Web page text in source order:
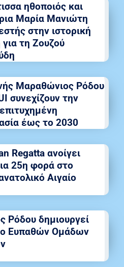
ηθοποιός και
Μαρία Μανιώτη
στην ιστορική
τη Ζουζού
Μαραθώνιος Ρόδου
συνεχίζουν την
έως το 2030
Regatta ανοίγει
25η φορά στο
Αιγαίο
Ρόδου δημιουργεί
Ευπαθών Ομάδων